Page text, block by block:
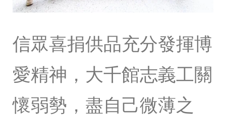
信眾喜捐供品充分發揮博
愛精神，大千館志義工關
懷弱勢，盡自己微薄之